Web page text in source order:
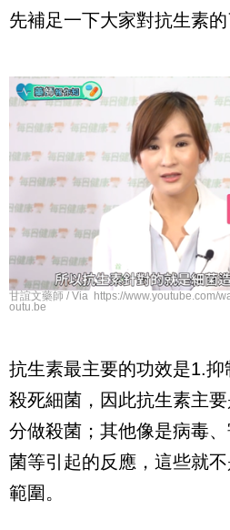
先補足一下大家對抗生素的
甘誼文藥師 / Via https://www.youtube.com/
outu.be
抗生素最主要的功效是1.
殺死細菌，因此抗生素主
分做殺菌；其他像是病毒
菌等引起的反應，這些就
範圍。